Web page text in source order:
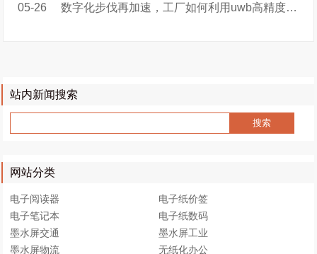
05-26 数字化步伐再加速，工厂如何利用uwb高精度定位快速实现智能转型和升级？
站内新闻搜索
网站分类
电子阅读器
电子纸价签
电子笔记本
电子纸数码
墨水屏交通
墨水屏工业
墨水屏物流
无纸化办公